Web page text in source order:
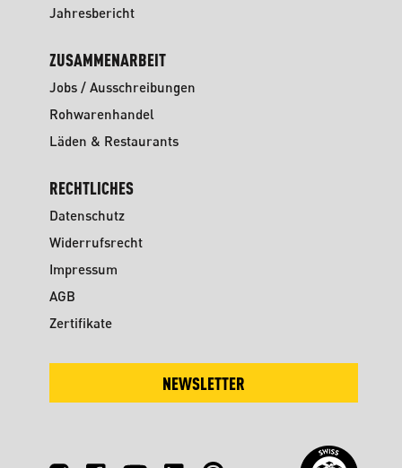
Jahresbericht
ZUSAMMENARBEIT
Jobs / Ausschreibungen
Rohwarenhandel
Läden & Restaurants
RECHTLICHES
Datenschutz
Widerrufsrecht
Impressum
AGB
Zertifikate
NEWSLETTER